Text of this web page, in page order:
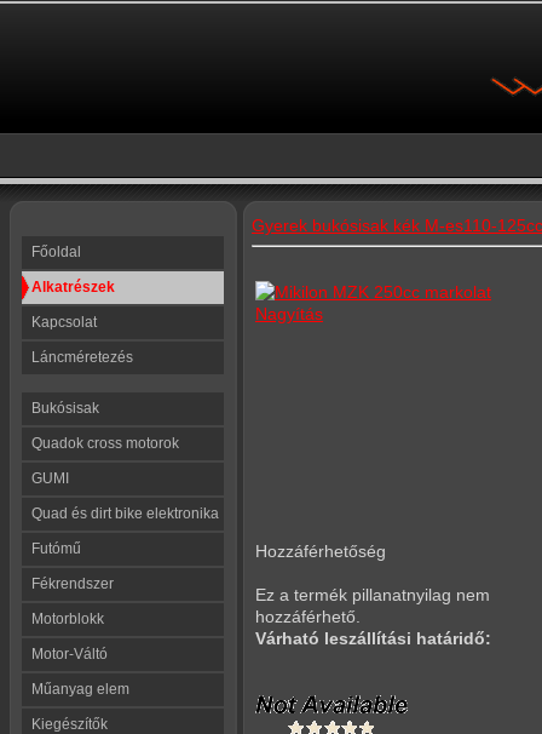
Főoldal
Alkatrészek
Kapcsolat
Láncméretezés
Bukósisak
Quadok cross motorok
GUMI
Quad és dirt bike elektronika
Futómű
Fékrendszer
Motorblokk
Motor-Váltó
Műanyag elem
Kiegészítők
Gyerek bukósisak kék M-es110-
Nagyítás
Hozzáférhetőség
Ez a termék pillanatnyilag nem
hozzáférhető.
Várható leszállítási határidő: